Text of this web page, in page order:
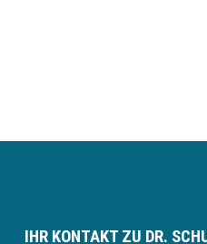
IHR KONTAKT ZU DR.